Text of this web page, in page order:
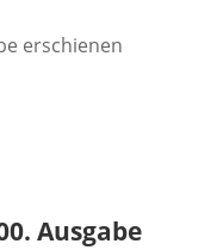
erschienen
Ausgabe